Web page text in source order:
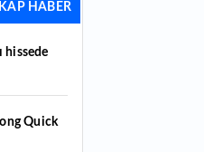
KAP HABER
hissede
Quick